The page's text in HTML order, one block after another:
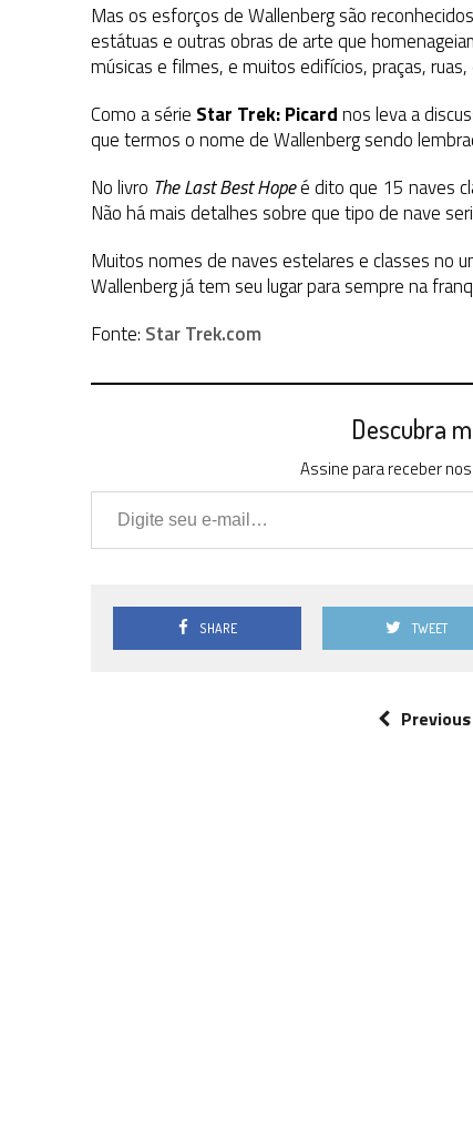
Mas os esforços de Wallenberg são
estátuas e outras obras de arte que
músicas e filmes, e muitos edifícios, praças,
Como a série Star Trek: Picardnos leva a
que termos o nome de Wallenberg sendo
No livro The Last Best Hopeé dito que 15 naves
Não há mais detalhes sobre que tipo de nave
Muitos nomes de naves estelares e classes no
Wallenberg já tem seu lugar para sempre na
Fonte: Star Trek.com
Descubra
Assine para receber
Digite seu e-mail…
SHARE TWEET